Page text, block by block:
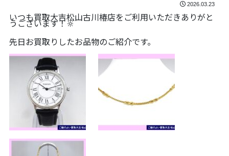
2026.03.23
いつも買取大吉松山古川椿店をご利用いただきありがと
うございます！🔆
先日お買取りしたお品物のご紹介です。